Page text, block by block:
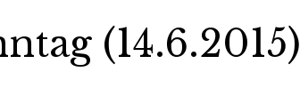
(14.6.2015)